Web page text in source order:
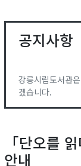
공지사항
강릉시립도서관
겠습니다.
「단오를
안내